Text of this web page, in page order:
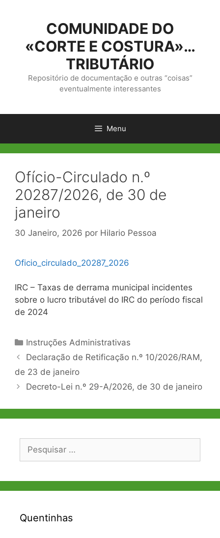
conteúdo
COMUNIDADE DO
«CORTE E COSTURA»…
TRIBUTÁRIO
Repositório de documentação e outras “coisas”
eventualmente interessantes
Menu
Ofício-Circulado n.º
20287/2026, de 30 de
janeiro
30 Janeiro, 2026 por Hilario Pessoa
Oficio_circulado_20287_2026
IRC – Taxas de derrama municipal incidentes
sobre o lucro tributável do IRC do período fiscal
de 2024
Categorias
Instruções Administrativas
Navegação
de
Declaração de Retificação n.º 10/2026/RAM,
de 23 de janeiro
Decreto-Lei n.º 29-A/2026, de 30 de janeiro
Pesquisar
Quentinhas